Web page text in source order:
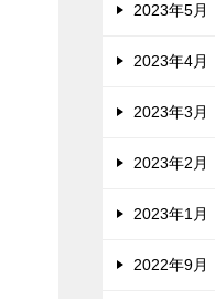
2023年5月
2023年4月
2023年3月
2023年2月
2023年1月
2022年9月